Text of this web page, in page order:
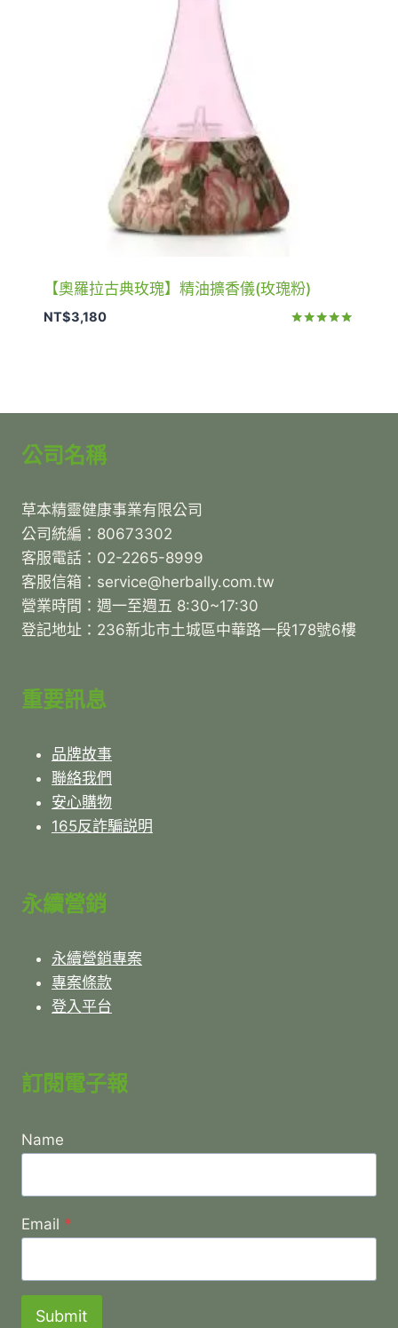
【奧羅拉古典玫瑰】精油擴香儀(玫瑰粉)
NT$3,180
公司名稱
草本精靈健康事業有限公司
公司統編：80673302
客服電話：02-2265-8999
客服信箱：service@herbally.com.tw
營業時間：週一至週五 8:30~17:30
登記地址：236新北市土城區中華路一段178號6樓
重要訊息
品牌故事
聯絡我們
安心購物
165反詐騙説明
永續營銷
永續營銷專案
專案條款
登入平台
訂閱電子報
Name
Email *
Submit